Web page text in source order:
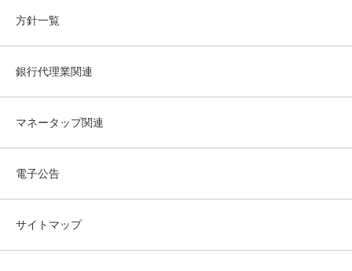
方針一覧
銀行代理業関連
マネータップ関連
電子公告
サイトマップ